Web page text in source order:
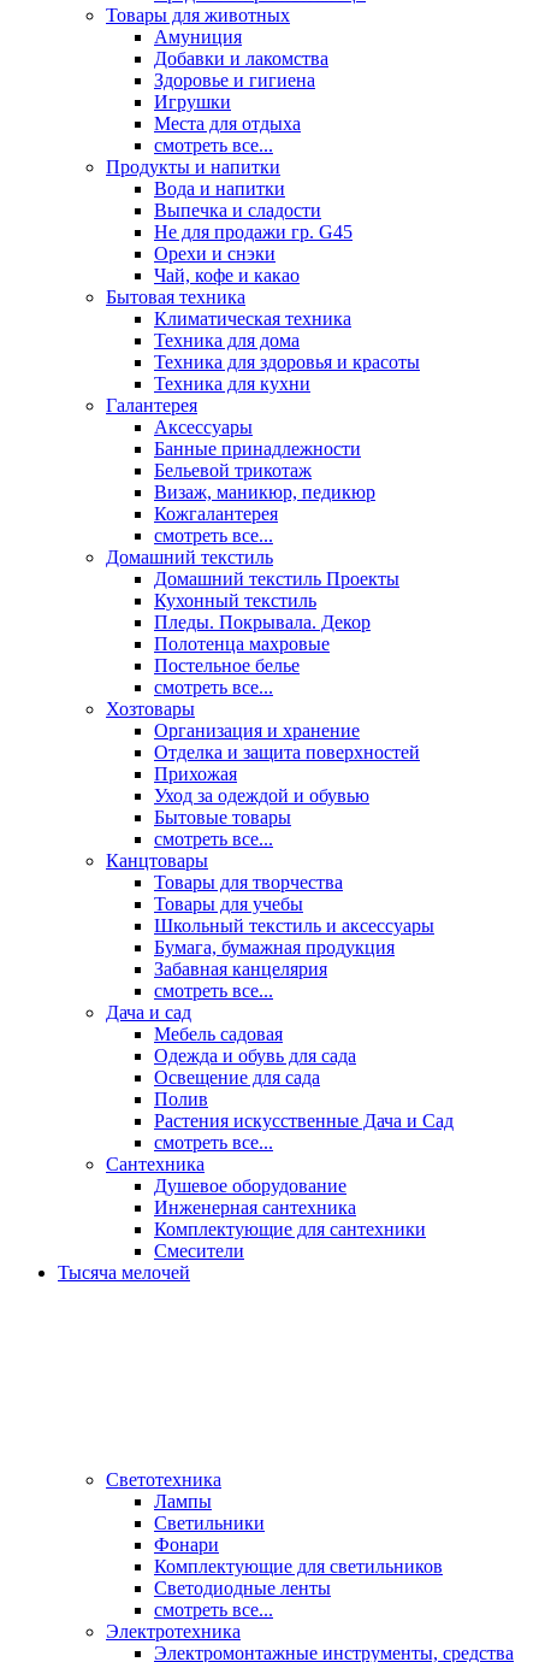
Товары для животных
Амуниция
Добавки и лакомства
Здоровье и гигиена
Игрушки
Места для отдыха
смотреть все...
Продукты и напитки
Вода и напитки
Выпечка и сладости
Не для продажи гр. G45
Орехи и снэки
Чай, кофе и какао
Бытовая техника
Климатическая техника
Техника для дома
Техника для здоровья и красоты
Техника для кухни
Галантерея
Аксессуары
Банные принадлежности
Бельевой трикотаж
Визаж, маникюр, педикюр
Кожгалантерея
смотреть все...
Домашний текстиль
Домашний текстиль Проекты
Кухонный текстиль
Пледы. Покрывала. Декор
Полотенца махровые
Постельное белье
смотреть все...
Хозтовары
Организация и хранение
Отделка и защита поверхностей
Прихожая
Уход за одеждой и обувью
Бытовые товары
смотреть все...
Канцтовары
Товары для творчества
Товары для учебы
Школьный текстиль и аксессуары
Бумага, бумажная продукция
Забавная канцелярия
смотреть все...
Дача и сад
Мебель садовая
Одежда и обувь для сада
Освещение для сада
Полив
Растения искусственные Дача и Сад
смотреть все...
Сантехника
Душевое оборудование
Инженерная сантехника
Комплектующие для сантехники
Смесители
Тысяча мелочей
Светотехника
Лампы
Светильники
Фонари
Комплектующие для светильников
Светодиодные ленты
смотреть все...
Электротехника
Электромонтажные инструменты, средства